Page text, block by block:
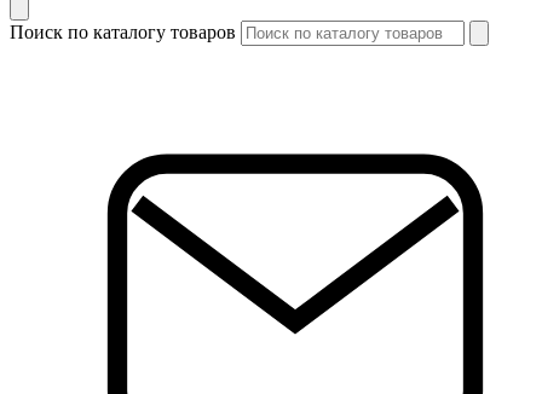
Поиск по каталогу товаров